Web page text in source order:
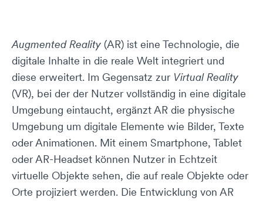
Augmented Reality (AR) ist eine Technologie, die
digitale Inhalte in die reale Welt integriert und
diese erweitert. Im Gegensatz zur Virtual Reality
(VR), bei der der Nutzer vollständig in eine digitale
Umgebung eintaucht, ergänzt AR die physische
Umgebung um digitale Elemente wie Bilder, Texte
oder Animationen. Mit einem Smartphone, Tablet
oder AR-Headset können Nutzer in Echtzeit
virtuelle Objekte sehen, die auf reale Objekte oder
Orte projiziert werden. Die Entwicklung von AR